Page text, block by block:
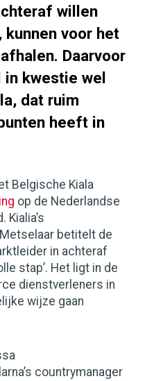
willen
kunnen voor het
Daarvoor
kwestie wel
dat ruim
heeft in
Belgische Kiala
op de Nederlandse
Kialia’s
betitelt de
in achteraf
stap’. Het ligt in de
dienstverleners in
wijze gaan
countrymanager